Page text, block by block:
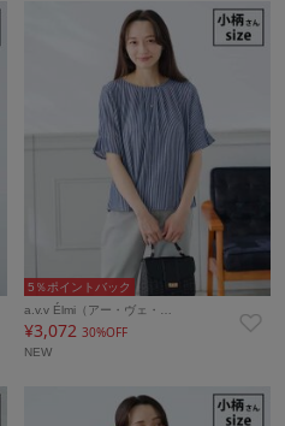
5％ポイントバック
a.v.v Élmi（アー・ヴェ・…
¥3,07230%OFF
NEW